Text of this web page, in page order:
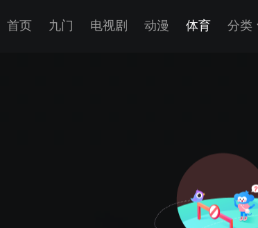
首页 九门 电视剧 动漫 体育 分类